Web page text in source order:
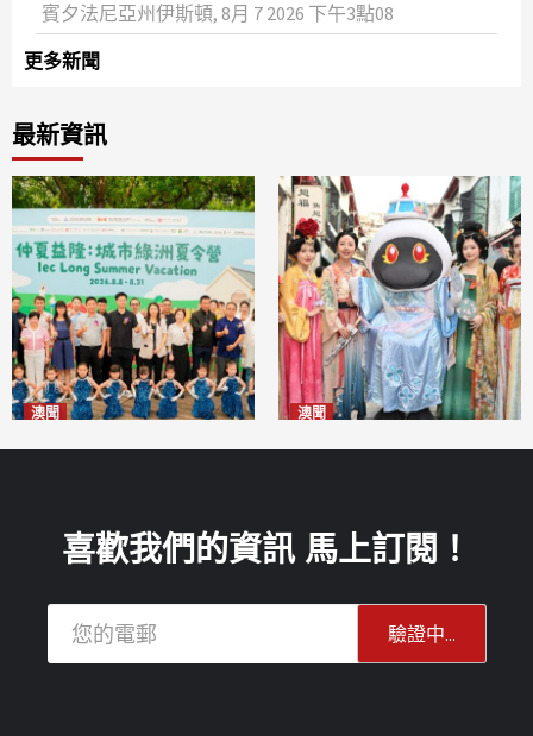
賓夕法尼亞州伊斯頓, 8月 7 2026 下午3點08
更多新聞
最新資訊
澳聞
2026-08-09
澳聞
喜歡我們的資訊 馬上訂閱！